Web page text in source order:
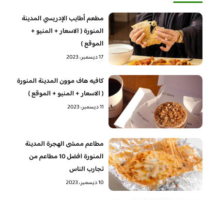
مطعم أطايب الإدريسي المدينة
المنورة ( الاسعار + المنيو +
الموقع )
17 ديسمبر، 2023
كافيه هاف موون المدينة المنورة
( الاسعار + المنيو + الموقع )
11 ديسمبر، 2023
مطاعم ممشى الهجرة المدينة
المنورة افضل 10 مطاعم من
تجارب الناس
10 ديسمبر، 2023